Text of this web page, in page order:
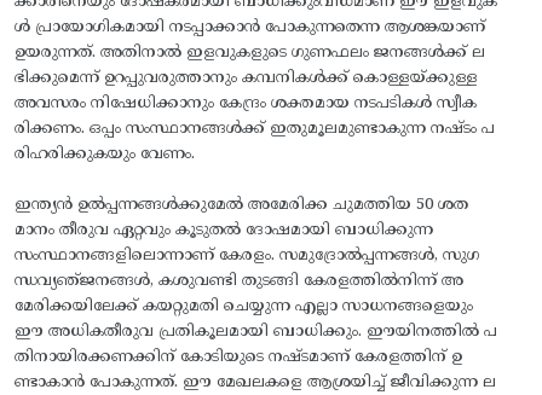
ൾ പ്രായോഗികമായി നടപ്പാക്കാൻ പോകുന്നതെന്ന ആശങ്കയാണ്
ഉയരുന്നത്. അതിനാൽ ഇളവുകളുടെ ഗുണഫലം ജനങ്ങൾക്ക് ല
ഭിക്കുമെന്ന് ഉറപ്പുവരുത്താനും കമ്പനികൾക്ക് കൊള്ളയ്‌ക്കുള്ള
അവസരം നിഷേധിക്കാനും കേന്ദ്രം ശക്തമായ നടപടികൾ സ്വീക
രിക്കണം. ഒപ്പം സംസ്ഥാനങ്ങൾക്ക് ഇതുമൂലമുണ്ടാകുന്ന നഷ്ടം പ
രിഹരിക്കുകയും വേണം.
ഇന്ത്യൻ ഉൽപ്പന്നങ്ങൾക്കുമേൽ അമേരിക്ക ചുമത്തിയ 50 ശത
മാനം തീരുവ ഏറ്റവും കൂടുതൽ ദോഷമായി ബാധിക്കുന്ന
സംസ്ഥാനങ്ങളിലൊന്നാണ് കേരളം. സമുദ്രോൽപ്പന്നങ്ങൾ, സുഗ
ന്ധവ്യഞ്‌ജനങ്ങൾ, കശുവണ്ടി തുടങ്ങി കേരളത്തിൽനിന്ന്‌ അ
മേരിക്കയിലേക്ക് കയറ്റുമതി ചെയ്യുന്ന എല്ലാ സാധനങ്ങളെയും
ഈ അധികതീരുവ പ്രതികൂലമായി ബാധിക്കും. ഈയിനത്തിൽ പ
തിനായിരക്കണക്കിന് കോടിയുടെ നഷ്ടമാണ് കേരളത്തിന് ഉ
ണ്ടാകാൻ പോകുന്നത്. ഈ മേഖലകളെ ആശ്രയിച്ച് ജീവിക്കുന്ന ല